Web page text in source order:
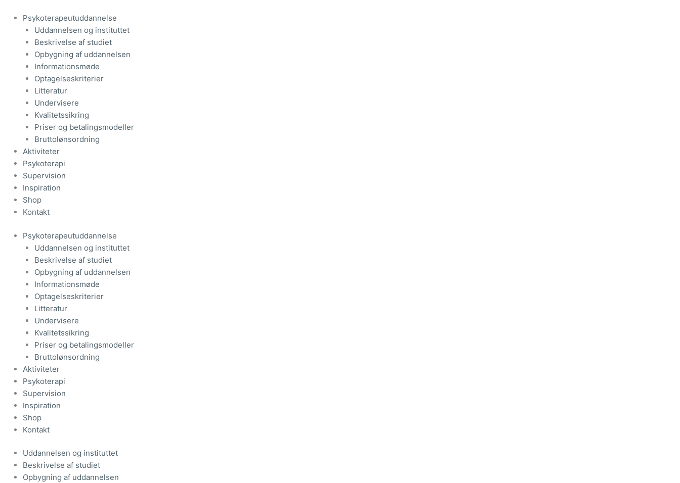
indholdet
Psykoterapeutuddannelse
Uddannelsen og instituttet
Beskrivelse af studiet
Opbygning af uddannelsen
Informationsmøde
Optagelseskriterier
Litteratur
Undervisere
Kvalitetssikring
Priser og betalingsmodeller
Bruttolønsordning
Aktiviteter
Psykoterapi
Supervision
Inspiration
Shop
Kontakt
Psykoterapeutuddannelse
Uddannelsen og instituttet
Beskrivelse af studiet
Opbygning af uddannelsen
Informationsmøde
Optagelseskriterier
Litteratur
Undervisere
Kvalitetssikring
Priser og betalingsmodeller
Bruttolønsordning
Aktiviteter
Psykoterapi
Supervision
Inspiration
Shop
Kontakt
Uddannelsen og instituttet
Beskrivelse af studiet
Opbygning af uddannelsen